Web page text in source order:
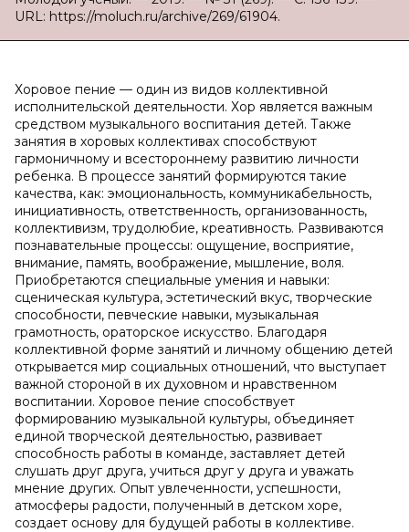
URL: https://moluch.ru/archive/269/61904.
Хоровое пение — один из видов коллективной
исполнительской деятельности. Хор является важным
средством музыкального воспитания детей. Также
занятия в хоровых коллективах способствуют
гармоничному и всестороннему развитию личности
ребенка. В процессе занятий формируются такие
качества, как: эмоциональность, коммуникабельность,
инициативность, ответственность, организованность,
коллективизм, трудолюбие, креативность. Развиваются
познавательные процессы: ощущение, восприятие,
внимание, память, воображение, мышление, воля.
Приобретаются специальные умения и навыки:
сценическая культура, эстетический вкус, творческие
способности, певческие навыки, музыкальная
грамотность, ораторское искусство. Благодаря
коллективной форме занятий и личному общению детей
открывается мир социальных отношений, что выступает
важной стороной в их духовном и нравственном
воспитании. Хоровое пение способствует
формированию музыкальной культуры, объединяет
единой творческой деятельностью, развивает
способность работы в команде, заставляет детей
слушать друг друга, учиться друг у друга и уважать
мнение других. Опыт увлеченности, успешности,
атмосферы радости, полученный в детском хоре,
создает основу для будущей работы в коллективе.